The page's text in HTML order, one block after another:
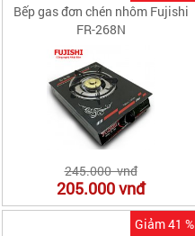
Bếp gas đơn chén nhôm Fujishi
FR-268N
245.000 vnđ
205.000vnđ
Giảm 41 %